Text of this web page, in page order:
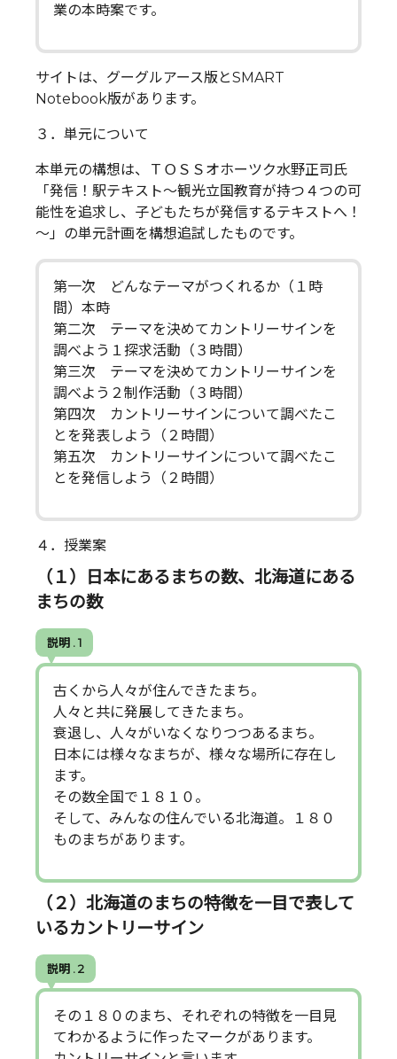
業の本時案です。
サイトは、グーグルアース版とSMART
Notebook版があります。
３．単元について
本単元の構想は、ＴＯＳＳオホーツク水野正司氏
「発信！駅テキスト～観光立国教育が持つ４つの可
能性を追求し、子どもたちが発信するテキストへ！
～」の単元計画を構想追試したものです。
第一次 どんなテーマがつくれるか（１時
間）本時
第二次 テーマを決めてカントリーサインを
調べよう１探求活動（３時間）
第三次 テーマを決めてカントリーサインを
調べよう２制作活動（３時間）
第四次 カントリーサインについて調べたこ
とを発表しよう（２時間）
第五次 カントリーサインについて調べたこ
とを発信しよう（２時間）
４．授業案
（１）日本にあるまちの数、北海道にある
まちの数
説明 . 1
古くから人々が住んできたまち。
人々と共に発展してきたまち。
衰退し、人々がいなくなりつつあるまち。
日本には様々なまちが、様々な場所に存在し
ます。
その数全国で１８１０。
そして、みんなの住んでいる北海道。１８０
ものまちがあります。
（２）北海道のまちの特徴を一目で表して
いるカントリーサイン
説明 . 2
その１８０のまち、それぞれの特徴を一目見
てわかるように作ったマークがあります。